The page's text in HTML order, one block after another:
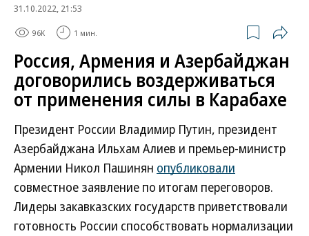
31.10.2022, 21:53
96K 1 мин.
Россия, Армения и Азербайджан
договорились воздерживаться
от применения силы в Карабахе
Президент России Владимир Путин, президент
Азербайджана Ильхам Алиев и премьер-министр
Армении Никол Пашинян опубликовали
совместное заявление по итогам переговоров.
Лидеры закавказских государств приветствовали
готовность России способствовать нормализации